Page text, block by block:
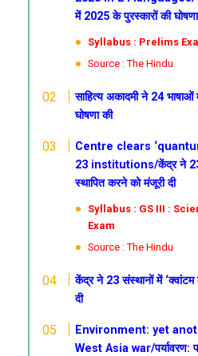
में 2025 के पुरस्कारों की
Syllabus : Prelims
Source : The Hindu
साहित्य अकादमी ने 24
घोषणा की
Centre clears
23 institutions/केंद्र ने 23
स्थापित करने को मंजूरी दी
Syllabus : GS III :
Exam
Source : The Hindu
केंद्र ने 23 संस्थानों में
दी
Environment: yet
West Asia war/पर्यावरण: